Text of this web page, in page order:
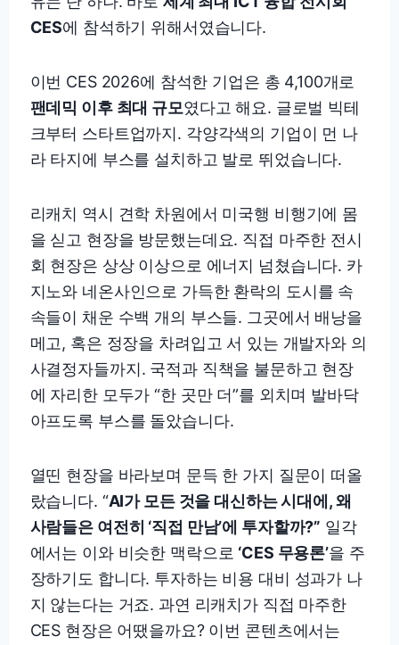
CES에 참석하기 위해서였습니다.
이번 CES 2026에 참석한 기업은 총 4,100개로
팬데믹 이후 최대 규모였다고 해요. 글로벌 빅테
크부터 스타트업까지. 각양각색의 기업이 먼 나
라 타지에 부스를 설치하고 발로 뛰었습니다.
리캐치 역시 견학 차원에서 미국행 비행기에 몸
을 싣고 현장을 방문했는데요. 직접 마주한 전시
회 현장은 상상 이상으로 에너지 넘쳤습니다. 카
지노와 네온사인으로 가득한 환락의 도시를 속
속들이 채운 수백 개의 부스들. 그곳에서 배낭을
메고, 혹은 정장을 차려입고 서 있는 개발자와 의
사결정자들까지. 국적과 직책을 불문하고 현장
에 자리한 모두가 “한 곳만 더”를 외치며 발바닥
아프도록 부스를 돌았습니다.
열띤 현장을 바라보며 문득 한 가지 질문이 떠올
랐습니다. “AI가 모든 것을 대신하는 시대에, 왜
사람들은 여전히 ‘직접 만남’에 투자할까?” 일각
에서는 이와 비슷한 맥락으로 ‘CES 무용론’을 주
장하기도 합니다. 투자하는 비용 대비 성과가 나
지 않는다는 거죠. 과연 리캐치가 직접 마주한
CES 현장은 어땠을까요? 이번 콘텐츠에서는